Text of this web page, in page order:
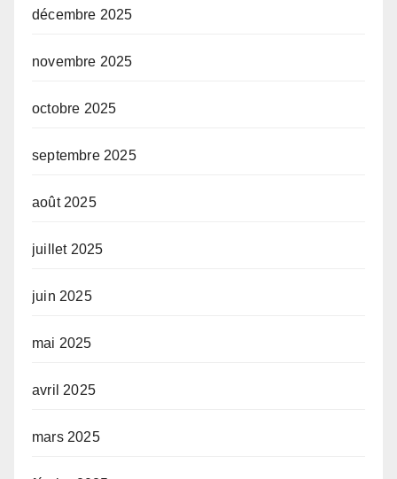
décembre 2025
novembre 2025
octobre 2025
septembre 2025
août 2025
juillet 2025
juin 2025
mai 2025
avril 2025
mars 2025